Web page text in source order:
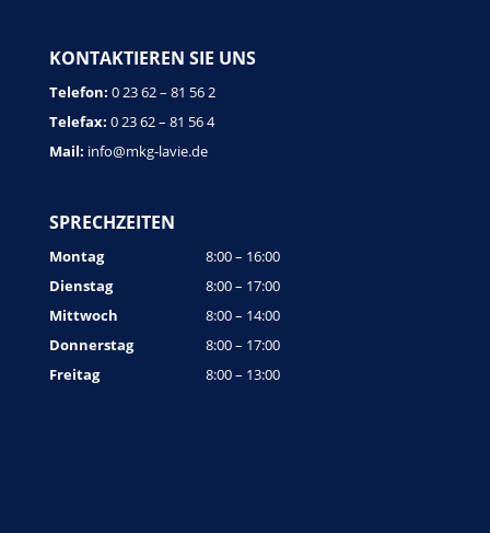
KONTAKTIEREN SIE UNS
Telefon: 0 23 62 – 81 56 2
Telefax: 0 23 62 – 81 56 4
Mail: info@mkg-lavie.de
SPRECHZEITEN
Montag
8:00 – 16:00
Dienstag
8:00 – 17:00
Mittwoch
8:00 – 14:00
Donnerstag
8:00 – 17:00
Freitag
8:00 – 13:00